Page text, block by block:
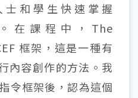
和學生快速掌握
在課程中，The
框架，這是一種有
內容創作的方法。我
令框架後，認為這個